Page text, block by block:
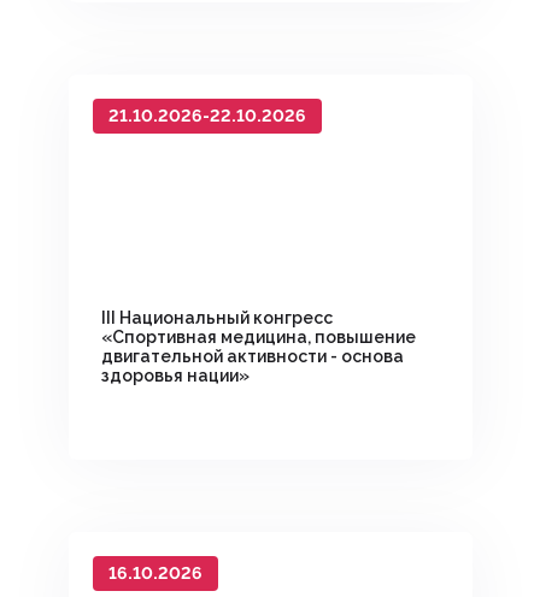
21.10.2026-22.10.2026
III Национальный конгресс
«Спортивная медицина, повышение
двигательной активности - основа
здоровья нации»
16.10.2026